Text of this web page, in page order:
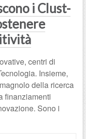
i Clust-
centri di
Insieme,
della ricerca
finanziamenti
Sono i